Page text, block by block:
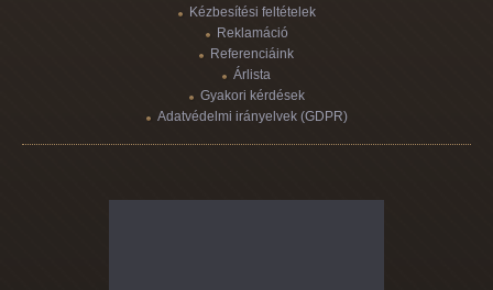
Kézbesítési feltételek
Reklamáció
Referenciáink
Árlista
Gyakori kérdések
Adatvédelmi irányelvek (GDPR)